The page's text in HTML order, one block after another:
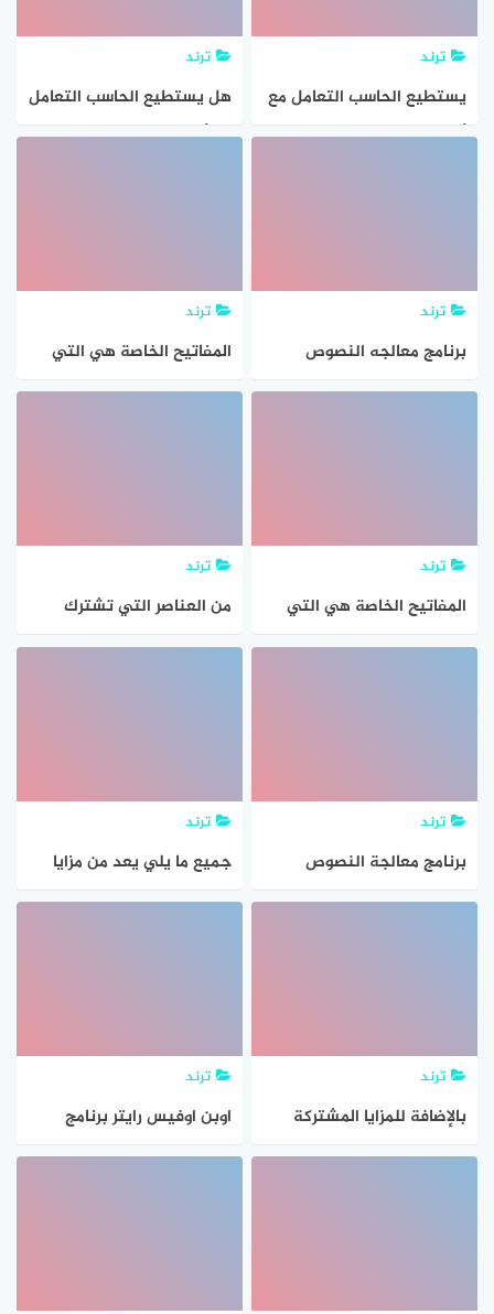
ترند
يستطيع الحاسب التعامل مع
أنواع بيانات النصوص والصور،
ترند
هل يستطيع الحاسب التعامل
مع أنواع بيانات النصوص
ترند
برنامج معالجه النصوص
تستخدم في
ترند
المفاتيح الخاصة هي التي
يتم استخدمها للتنقل بين
ترند
المفاتيح الخاصة هي التي
يتم استخدمها للتنقل بين
ترند
من العناصر التي تشترك
فيها برامج معالجة النصوص
ترند
برنامج معالجة النصوص
تستخدم في
ترند
جميع ما يلي يعد من مزايا
معالجات النصوص ماعدا
ترند
بالإضافة للمزايا المشتركة
يمتد التشابه بين معالجات
ترند
اوبن اوفيس رايتر برنامج
معالجه النصوص